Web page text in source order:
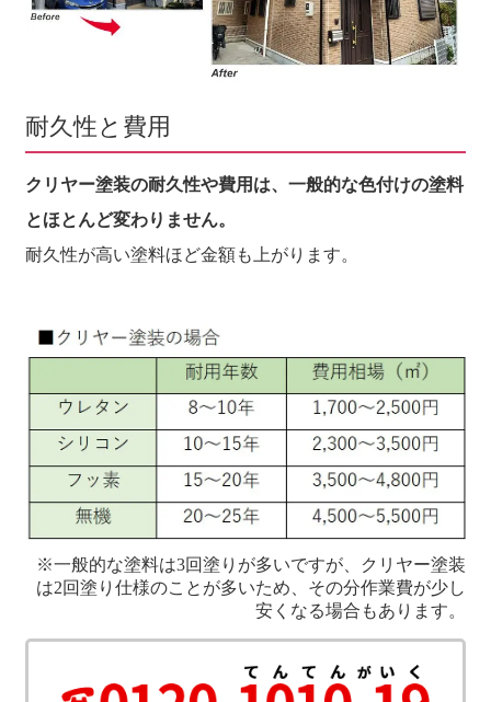
耐久性と費用
クリヤー塗装の耐久性や費用は、一般的な色付けの塗料
とほとんど変わりません。
耐久性が高い塗料ほど金額も上がります。
※一般的な塗料は3回塗りが多いですが、クリヤー塗装
は2回塗り仕様のことが多いため、その分作業費が少し
安くなる場合もあります。